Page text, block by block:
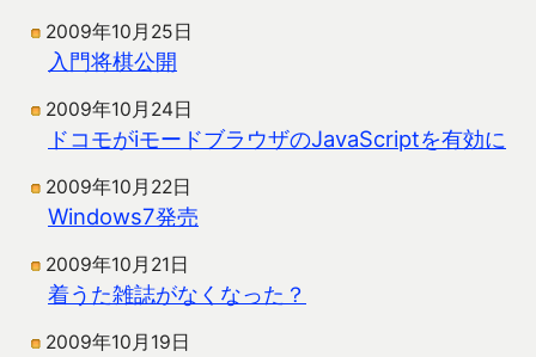
2009年10月25日
入門将棋公開
2009年10月24日
ドコモがiモードブラウザのJavaScriptを有効に
2009年10月22日
Windows7発売
2009年10月21日
着うた雑誌がなくなった？
2009年10月19日